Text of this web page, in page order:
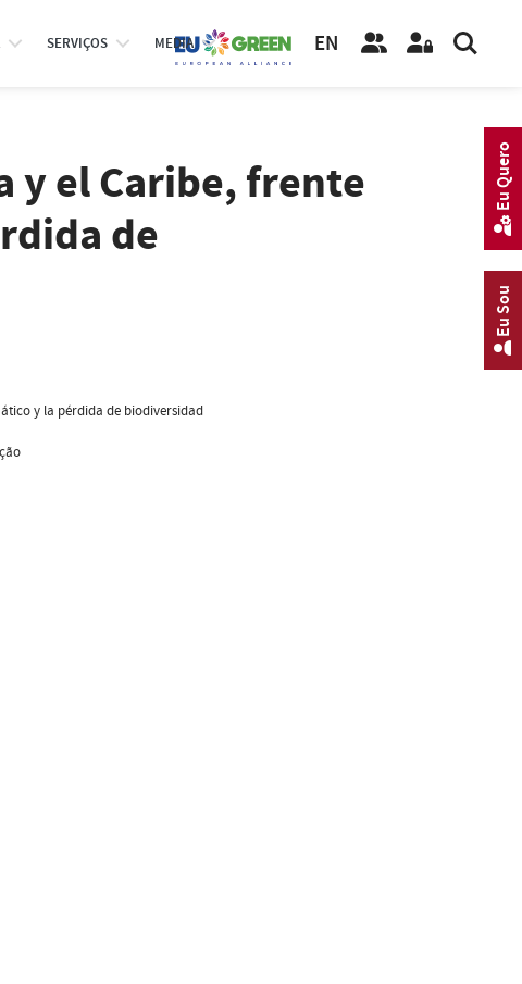
SERVIÇOS MEDIA EN
y el Caribe, frente
de
y la pérdida de biodiversidad
Eu Sou
Eu Quero